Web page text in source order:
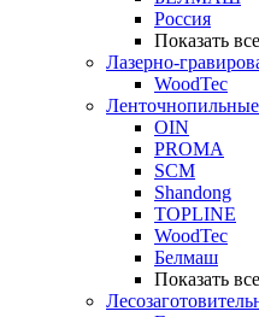
Россия
Показать все
Лазерно-
WoodTec
OIN
PROMA
SCM
Shandong
TOPLINE
WoodTec
Белмаш
Показать все